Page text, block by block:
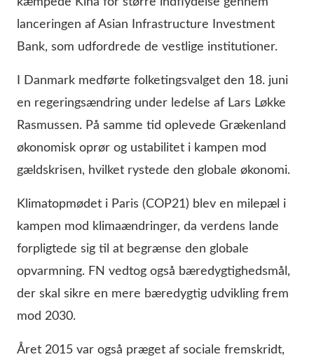
lanceringen af Asian Infrastructure Investment
Bank, som udfordrede de vestlige institutioner.
I Danmark medførte folketingsvalget den 18. juni
en regeringsændring under ledelse af Lars Løkke
Rasmussen. På samme tid oplevede Grækenland
økonomisk oprør og ustabilitet i kampen mod
gældskrisen, hvilket rystede den globale økonomi.
Klimatopmødet i Paris (COP21) blev en milepæl i
kampen mod klimaændringer, da verdens lande
forpligtede sig til at begrænse den globale
opvarmning. FN vedtog også bæredygtighedsmål,
der skal sikre en mere bæredygtig udvikling frem
mod 2030.
Året 2015 var også præget af sociale fremskridt,